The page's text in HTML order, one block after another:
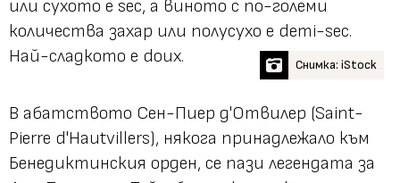
или сухото е sec, а виното с по-големи
количества захар или полусухо е demi-sec.
Най-сладкото е doux.
Снимка: iStock
В абатството Сен-Пиер д'Отвилер (Saint-
Pierre d'Hautvillers), някога принадлежало към
Бенедиктинския орден, се пази легендата за